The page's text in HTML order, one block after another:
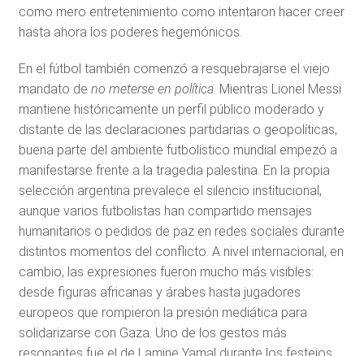
como mero entretenimiento como intentaron hacer creer
hasta ahora los poderes hegemónicos.
En el fútbol también comenzó a resquebrajarse el viejo
mandato de no meterse en política. Mientras Lionel Messi
mantiene históricamente un perfil público moderado y
distante de las declaraciones partidarias o geopolíticas,
buena parte del ambiente futbolístico mundial empezó a
manifestarse frente a la tragedia palestina. En la propia
selección argentina prevalece el silencio institucional,
aunque varios futbolistas han compartido mensajes
humanitarios o pedidos de paz en redes sociales durante
distintos momentos del conflicto. A nivel internacional, en
cambio, las expresiones fueron mucho más visibles:
desde figuras africanas y árabes hasta jugadores
europeos que rompieron la presión mediática para
solidarizarse con Gaza. Uno de los gestos más